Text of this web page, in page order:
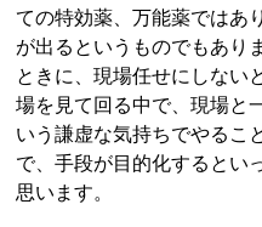
ての特効薬、万能薬ではあ
が出るというものでもあり
ときに、現場任せにしない
場を見て回る中で、現場と
いう謙虚な気持ちでやるこ
で、手段が目的化するとい
思います。